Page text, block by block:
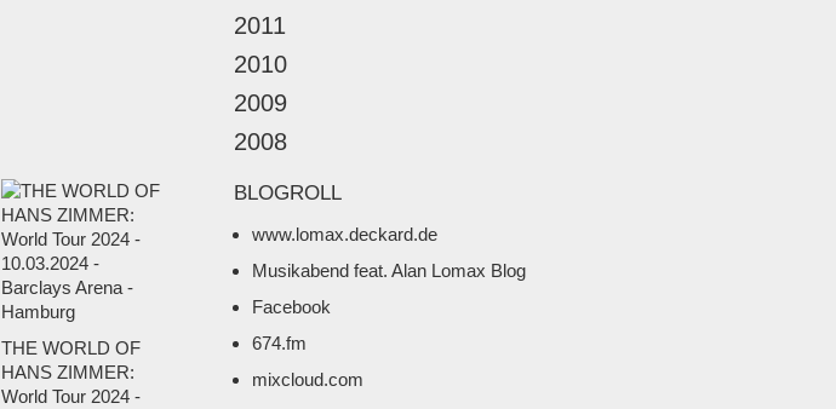
THE WORLD OF
HANS ZIMMER:
World Tour 2024 -
2011
2010
2009
2008
BLOGROLL
www.lomax.deckard.de
Musikabend feat. Alan Lomax Blog
Facebook
674.fm
mixcloud.com